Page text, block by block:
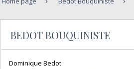
BEDOT BOUQUINISTE
Dominique Bedot